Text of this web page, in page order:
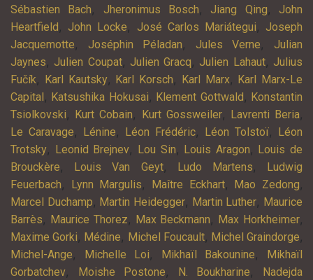
Sébastien Bach, Jheronimus Bosch, Jiang Qing, John
Heartfield , John Locke, José Carlos Mariátegui, Joseph
Jacquemotte, Joséphin Péladan, Jules Verne, Julian
Jaynes, Julien Coupat, Julien Gracq, Julien Lahaut, Julius
Fučík, Karl Kautsky, Karl Korsch, Karl Marx, Karl Marx-Le
Capital , Katsushika Hokusai, Klement Gottwald , Konstantin
Tsiolkovski, Kurt Cobain, Kurt Gossweiler, Lavrenti Beria,
Le Caravage, Lénine, Léon Frédéric, Léon Tolstoï,
Léon
Trotsky, Leonid Brejnev, Lou Sin, Louis Aragon, Louis de
Brouckère, Louis Van Geyt, Ludo Martens,
Ludwig
Feuerbach, Lynn Margulis, Maître Eckhart, Mao Zedong,
Marcel Duchamp, Martin Heidegger, Martin Luther, Maurice
Barrès, Maurice Thorez, Max Beckmann, Max Horkheimer,
Maxime Gorki, Médine, Michel Foucault, Michel Graindorge,
Michel-Ange, Michelle Loi, Mikhaïl Bakounine,
Mikhaïl
Gorbatchev, Moishe Postone, N. Boukharine,
Nadejda